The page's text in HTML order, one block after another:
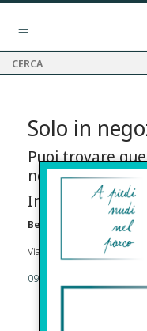
Solo in
Puoi trovare
nostri punti
Info contatti
Before s.r.l.s.
Via Della Maestranza , 23
09311962373